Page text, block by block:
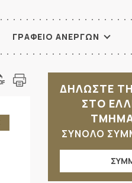
ΓΡΑΦΕΙΟ ΑΝΕΡΓΩΝ
ΔΗΛΩΣΤΕ
ΣΤΟ
ΣΥΝΟΛΟ